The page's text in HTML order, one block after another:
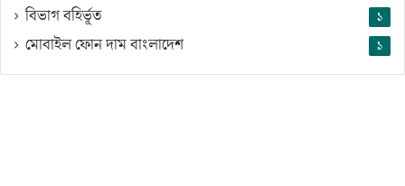
বিভাগ বহির্ভূত ১
মোবাইল ফোন দাম বাংলাদেশ ১